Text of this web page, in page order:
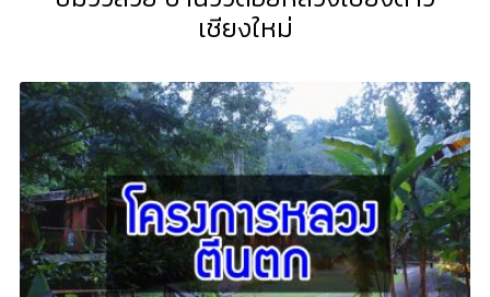
เชียงใหม่